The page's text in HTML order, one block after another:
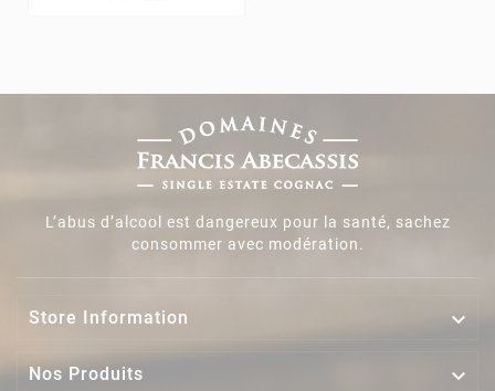
L’abus d’alcool est dangereux pour la santé, sachez
consommer avec modération.
Store Information 
Nos Produits 